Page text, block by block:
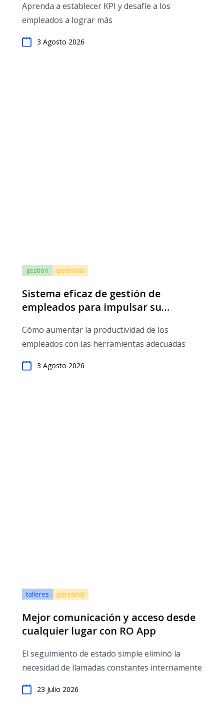
Aprenda a establecer KPI y desafíe a los
empleados a lograr más
3 Agosto 2026
gestión personal
Sistema eficaz de gestión de
empleados para impulsar su
Cómo aumentar la productividad de los
empleados con las herramientas adecuadas
3 Agosto 2026
talleres personal
Mejor comunicación y acceso desde
cualquier lugar con RO App
El seguimiento de estado simple eliminó la
necesidad de llamadas constantes internamente
23 Julio 2026